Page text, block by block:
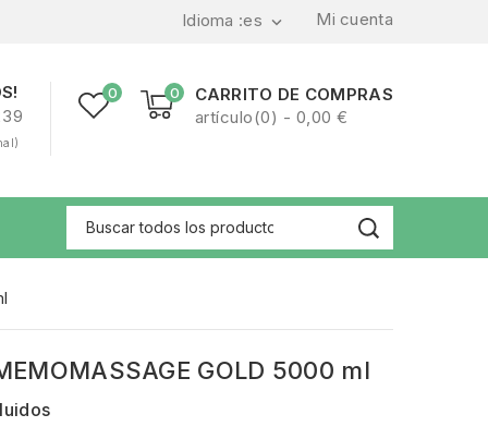
Mi cuenta
Idioma :es 
0
CARRITO DE COMPRAS
artículo(0) - 0,00 €
0
GOLD 5000 ml